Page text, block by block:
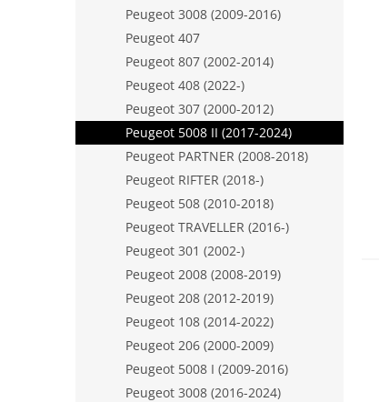
Peugeot 3008 (2009-2016)
Peugeot 407
Peugeot 807 (2002-2014)
Peugeot 408 (2022-)
Peugeot 307 (2000-2012)
Peugeot 5008 II (2017-2024)
Peugeot PARTNER (2008-2018)
Peugeot RIFTER (2018-)
Peugeot 508 (2010-2018)
Peugeot TRAVELLER (2016-)
Peugeot 301 (2002-)
Peugeot 2008 (2008-2019)
Peugeot 208 (2012-2019)
Peugeot 108 (2014-2022)
Peugeot 206 (2000-2009)
Peugeot 5008 I (2009-2016)
Peugeot 3008 (2016-2024)